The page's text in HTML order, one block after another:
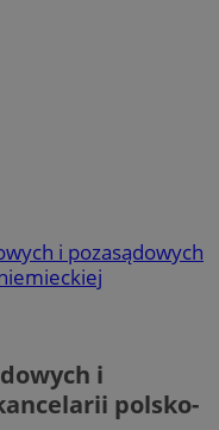
i pozasądowych
i
polsko-